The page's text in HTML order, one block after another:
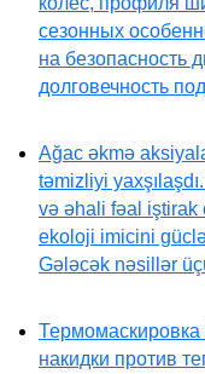
сезонных
на безопасность
долговечность
Ağac əkmə
təmizliyi
və əhali fəal iştirak
ekoloji imicini
Gələcək nəsillər
накидки против